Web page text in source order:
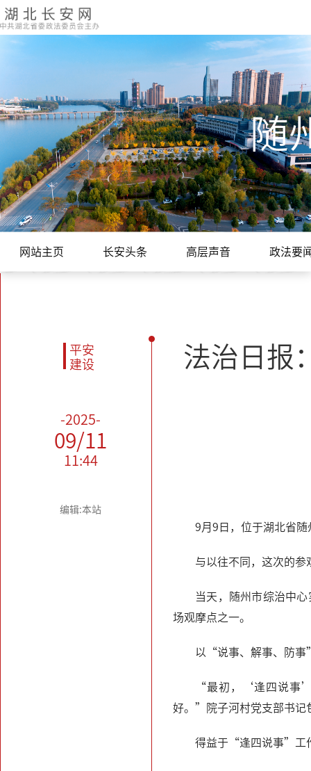
随
网站主页 长安头条 高层声音 政法要
平安
建设
-2025-
09/11
11:44
编辑:本站
法治日报
9月9日，位于湖北省
与以往不同，这次的参
当天，随州市综治中
场观摩点之一。
以“说事、解事、防
“最初，‘逢四说事’
好。”院子河村党支部书
得益于“逢四说事”工